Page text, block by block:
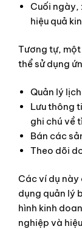
Cuối ngày,
hiệu quả
Tương tự,
thể sử dụng
Quản lý
Lưu thông
ghi chú về
Bán các
Theo dõi
Các ví dụ này
dụng quản lý
hình kinh
nghiệp và